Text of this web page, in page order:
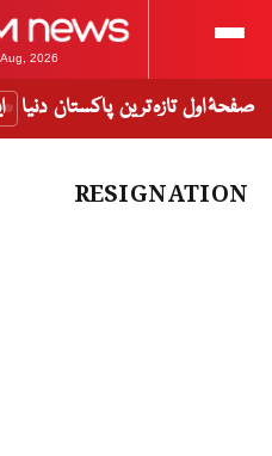
2026
صفحۂ اول تازہ ترین پاکستان دنیا
RESIGNATION